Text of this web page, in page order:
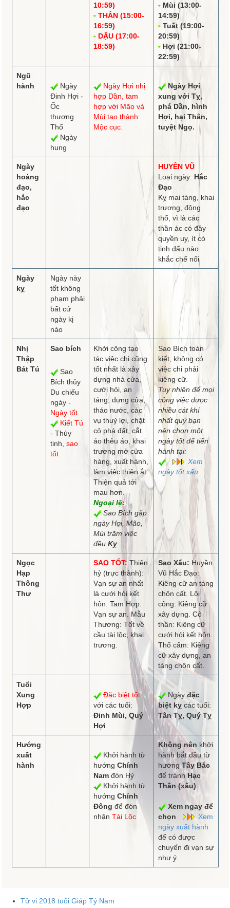
10:59)
THÂN (15:00-
16:59)
DẬU (17:00-
18:59)
Mùi (13:00-
14:59)
Tuất (19:00-
20:59)
Hợi (21:00-
22:59)
Ngũ
hành
Ngày
Đinh Hợi -
Ốc
thượng
Thổ
Ngày
hung
Ngày Hợi nhị
hợpDần, tam
hợpvới Mão và
Mùi tạo thành
Mộc cục.
Ngày Hợi
xung với Tỵ,
pháDần, hình
Hợi, hại Thân,
tuyệtNgọ.
Ngày
hoàng
đạo,
hắc
đạo
HUYỀN VŨ
Loại ngày: Hắc
Đạo
Kỵ mai táng, khai
trương, động
thổ, vì là các
thần ác có đầy
quyền uy, ít có
tinh đẩu nào
khắc chế nổi
Ngày
kỵ
Ngày này
tốt không
phạm phải
bất cứ
ngày kị
nào
Nhị
Thập
Bát Tú
Sao bích
Sao
Bích thủy
Du chiếu
ngày -
Ngày tốt
Kiết Tú
- Thủy
tinh, sao
tốt
Khởi công tạo
tác việc chi cũng
tốt nhất là xây
dựng nhà cửa,
cưới hỏi, an
táng, dựng cửa,
tháo nước, các
vụ thuỷ lợi, chặt
cỏ phá đất, cắt
áo thêu áo, khai
trương mở cửa
hàng, xuất hành,
làm việc thiện ắt
Thiện quả tới
mau hơn.
Ngoại lệ:
Sao Bích gặp
ngày Hợi, Mão,
Mùi trăm việc
đều Kỵ
Sao Bích toàn
kiết, không có
việc chi phải
kiêng cữ.
Tuy nhiên để mọi
công việc được
nhiều cát khí
nhất quý bạn
nên chọn một
ngày tốt để tiến
hành tại:
Xem
ngày tốt xấu
Ngọc
Hạp
Thông
Thư
SAO TỐT: Thiên
hỷ (trực thành):
Vạn sự an nhất
là cưới hỏi kết
hôn. Tam Hợp:
Vạn sự an. Mẫu
Thương: Tốt về
cầu tài lộc, khai
trương.
Sao Xấu: Huyền
Vũ Hắc Đạo:
Kiêng cữ an táng
chôn cất. Lôi
công: Kiêng cữ
xây dựng. Cô
thần: Kiêng cữ
cưới hỏi kết hôn.
Thổ cẩm: Kiêng
cữ xây dựng, an
táng chôn cất.
Tuổi
Xung
Hợp
Đặc biệt tốt
với các tuổi:
Đinh Mùi, Quý
Hợi
Ngày đặc
biệt kỵcác tuổi:
Tân Tỵ, Quý Tỵ
Hướng
xuất
hành
Khởi hành từ
hướng Chính
Namđón Hỷ
Khởi hành từ
hướng Chính
Đông để đón
nhận Tài Lộc
Không nên khởi
hành bắt đầu từ
hướngTây Bắc
để tránhHạc
Thần (xấu)
Xem ngay để
chọn
Xem
ngày xuất hành
để có được
chuyến đi vạn sự
như ý.
Tử vi 2018 tuổi Giáp Tý Nam